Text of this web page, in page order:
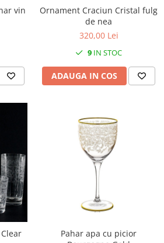
vin
Ornament Craciun Cristal fulg
de nea
320,00 Lei
9 IN STOC
ADAUGA IN COS
Pahar apa cu picior